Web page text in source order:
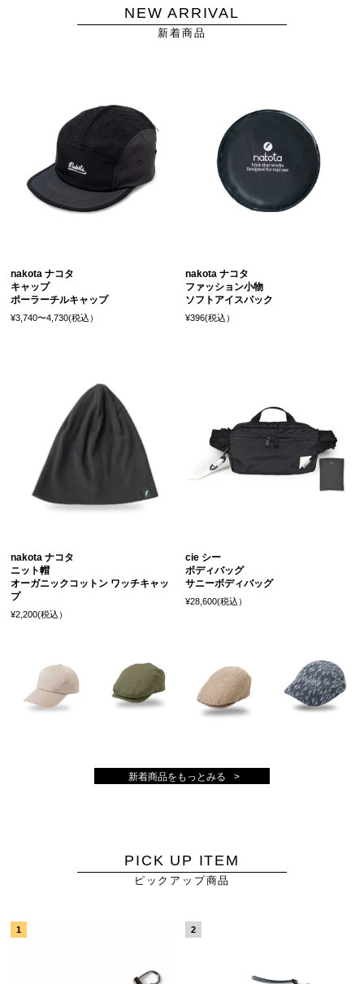
NEW ARRIVAL
新着商品
nakota ナコタ
キャップ
ポーラーチルキャップ
¥3,740〜4,730(税込）
nakota ナコタ
ファッション小物
ソフトアイスパック
¥396(税込）
nakota ナコタ
ニット帽
オーガニックコットン ワッチキャッ
プ
¥2,200(税込）
cie シー
ボディバッグ
サニーボディバッグ
¥28,600(税込）
新着商品をもっとみる
PICK UP ITEM
ピックアップ商品